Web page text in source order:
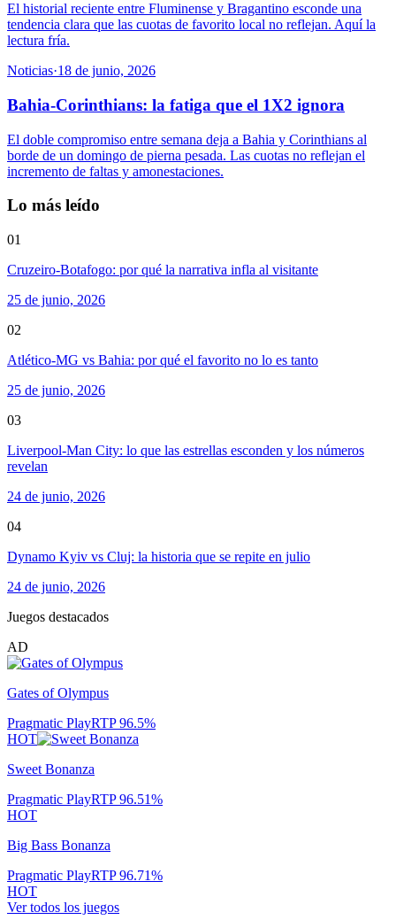
El historial reciente entre Fluminense y Bragantino esconde una
tendencia clara que las cuotas de favorito local no reflejan. Aquí la
lectura fría.
Noticias·18 de junio, 2026
Bahia-Corinthians: la fatiga que el 1X2 ignora
El doble compromiso entre semana deja a Bahia y Corinthians al
borde de un domingo de pierna pesada. Las cuotas no reflejan el
incremento de faltas y amonestaciones.
Lo más leído
01
Cruzeiro-Botafogo: por qué la narrativa infla al visitante
25 de junio, 2026
02
Atlético-MG vs Bahia: por qué el favorito no lo es tanto
25 de junio, 2026
03
Liverpool-Man City: lo que las estrellas esconden y los números
revelan
24 de junio, 2026
04
Dynamo Kyiv vs Cluj: la historia que se repite en julio
24 de junio, 2026
Juegos destacados
AD
Gates of Olympus
Pragmatic PlayRTP96.5%
HOT
Sweet Bonanza
Pragmatic PlayRTP96.51%
HOT
Big Bass Bonanza
Pragmatic PlayRTP96.71%
HOT
Ver todos los juegos